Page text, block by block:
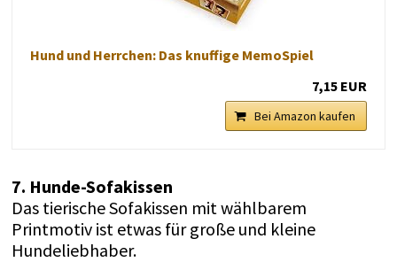
Hund und Herrchen: Das knuffige MemoSpiel
7,15 EUR
Bei Amazon kaufen
7. Hunde-Sofakissen
Das tierische Sofakissen mit wählbarem
Printmotiv ist etwas für große und kleine
Hundeliebhaber.